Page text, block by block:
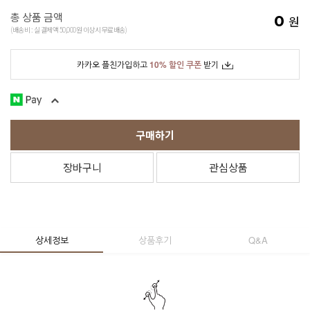
총 상품 금액
(배송비 : 실 결제액 50,000원 이상시 무료배송) 0 원
카카오 플친가입하고10% 할인 쿠폰 받기
구매하기
장바구니 관심상품
상세정보 상품후기 Q&A